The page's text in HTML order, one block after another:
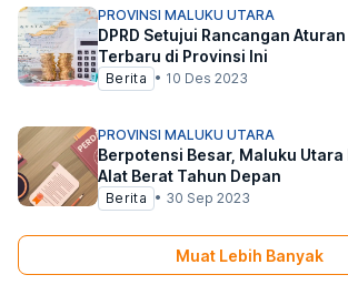
PROVINSI MALUKU UTARA
DPRD Setujui Rancangan
Terbaru di Provinsi Ini
Berita • 10 Des 2023
PROVINSI MALUKU UTARA
Berpotensi Besar, Maluku Utara
Alat Berat Tahun Depan
Berita • 30 Sep 2023
Muat Lebih Banyak